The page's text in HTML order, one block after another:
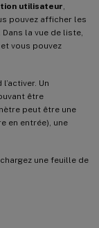
utilisateur
pouvez afficher les
la vue de liste,
vous pouvez
Un
être
peut être une
en entrée), une
une feuille de